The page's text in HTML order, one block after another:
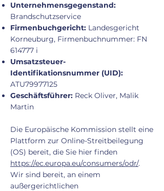
Unternehmensgegenstand:
Brandschutzservice
Firmenbuchgericht: Landesgericht
Korneuburg, Firmenbuchnummer: FN
614777 i
Umsatzsteuer-
Identifikationsnummer (UID):
ATU79977125
Geschäftsführer: Reck Oliver, Malik
Martin
Die Europäische Kommission stellt eine
Plattform zur Online-Streitbeilegung
(OS) bereit, die Sie hier finden
https://ec.europa.eu/consumers/odr/.
Wir sind bereit, an einem
außergerichtlichen